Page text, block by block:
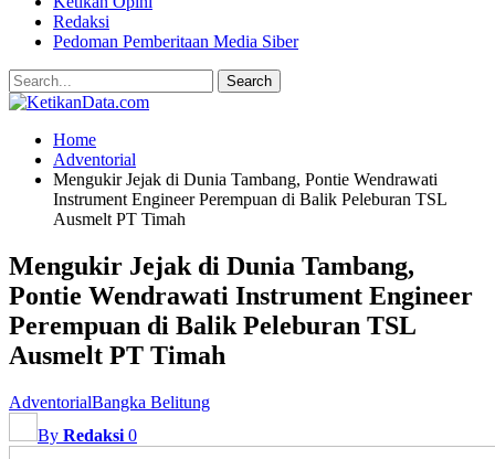
Redaksi
Pedoman Pemberitaan Media Siber
Home
Adventorial
Mengukir Jejak di Dunia Tambang, Pontie Wendrawati
Instrument Engineer Perempuan di Balik Peleburan TSL
Ausmelt PT Timah
Mengukir Jejak di Dunia Tambang,
Pontie Wendrawati Instrument Engineer
Perempuan di Balik Peleburan TSL
Ausmelt PT Timah
AdventorialBangka Belitung
By Redaksi 0